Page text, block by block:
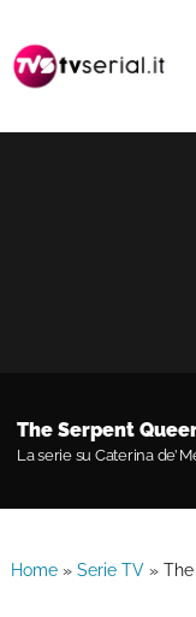
alla
navigazione
contenuto
The Serpent
La serie su Caterina de’
Home» Serie TV»